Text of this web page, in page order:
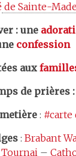
de Sainte-
une
confession
aux
de prières:
: #carte
: Brabant
Tournai–